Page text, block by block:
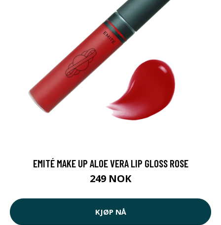
EMITÉ MAKE UP ALOE VERA LIP GLOSS ROSE
249 NOK
KJØP NÅ